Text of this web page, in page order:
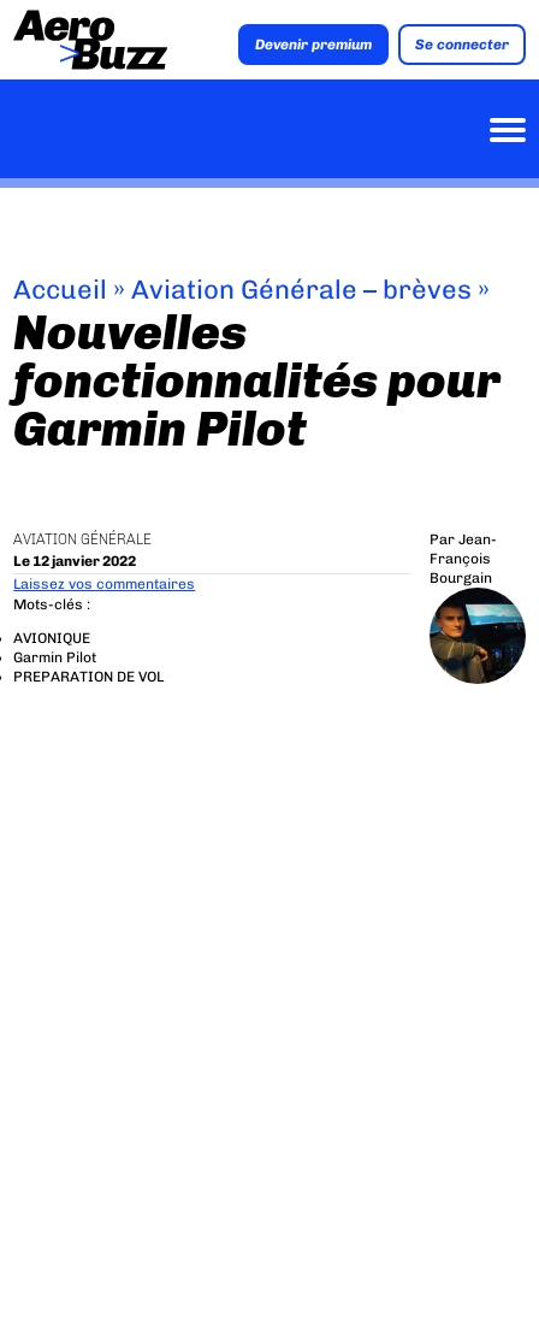
Devenir premium Se connecter
Accueil »Aviation Générale – brèves »
Nouvelles
fonctionnalités pour
Garmin Pilot
AVIATION GÉNÉRALE
Le 12 janvier 2022
Par Jean-
François
Bourgain
Laissez vos commentaires
Mots-clés :
AVIONIQUE
Garmin Pilot
PREPARATION DE VOL